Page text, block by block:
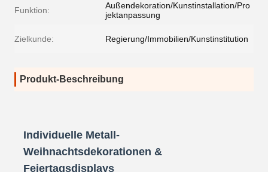
Funktion:
Außendekoration/Kunstinstallation/Pro
jektanpassung
Zielkunde: Regierung/Immobilien/Kunstinstitution
Produkt-Beschreibung
Individuelle Metall-
Weihnachtsdekorationen &
Feiertagsdisplays